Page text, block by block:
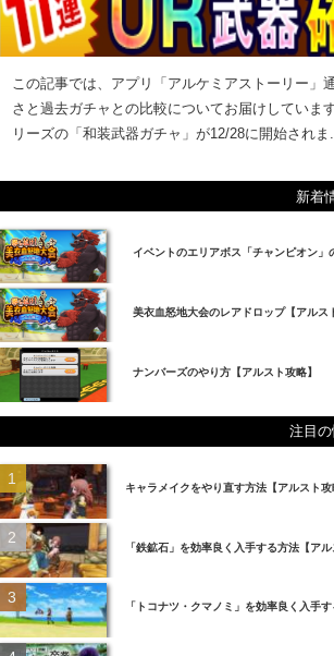
この記事では、アプリ「アルケミアストーリー
さと過去ガチャとの比較についてお届けしていま
リーズの「和装武器ガチャ」が12/28に開始されま...
新着
イベントのエリアボス「チャンピオン」
美衣血怒地大会のレアドロップ【アルス
ナンバーズのやり方【アルスト攻略】
注目
キャラメイクをやり直す方法【アルスト攻
「鉄鉱石」を効率良く入手する方法【アル
「トコナツ・クマノミ」を効率良く入手